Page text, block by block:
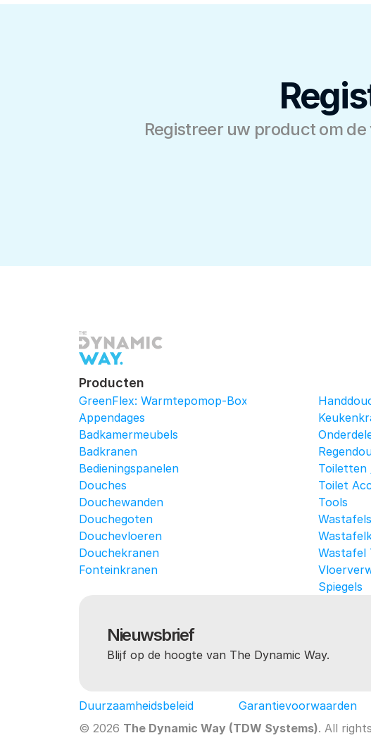
Registreer uw product om
Producten
GreenFlex: Warmtepomop-Box
Appendages
Badkamermeubels
Badkranen
Bedieningspanelen
Douches
Douchewanden
Douchegoten
Douchevloeren
Douchekranen
Fonteinkranen
Toiletten
Toilet
Tools
Wastafels
Wastafel
Spiegels
Nieuwsbrief
Blijf op de hoogte van The Dynamic Way.
Duurzaamheidsbeleid Garantievoorwaarden
© 2026 The Dynamic Way (TDW Systems). All